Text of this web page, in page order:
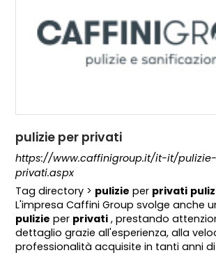
pulizie per privati
https://www.caffinigroup.it/it-it/
privati.aspx
Tag directory > pulizie per privati
L'impresa Caffini Group svolge anche
pulizie per privati , prestando
dettaglio grazie all'esperienza, alla
professionalità acquisite in tanti anni di